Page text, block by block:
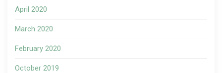
April 2020
March 2020
February 2020
October 2019